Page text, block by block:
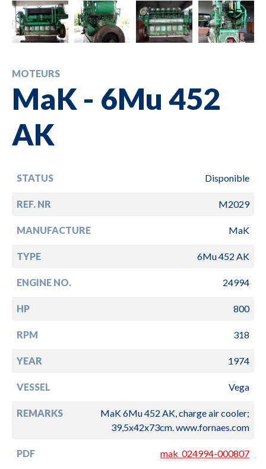
MOTEURS
MaK - 6Mu 452
AK
STATUS Disponible
REF. NR M2029
MANUFACTURE MaK
TYPE 6Mu 452 AK
ENGINE NO. 24994
HP 800
RPM 318
YEAR 1974
VESSEL Vega
REMARKS
MaK 6Mu 452 AK, charge air cooler;
39,5x42x73cm. www.fornaes.com
PDF mak_024994-000807